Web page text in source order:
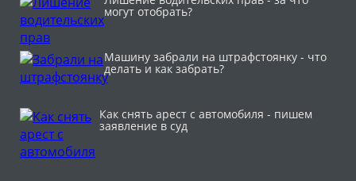
могут отобрать?
Машину забрали на штрафстоянку - что
делать и как забрать?
Как снять арест с автомобиля - пишем
заявление в суд